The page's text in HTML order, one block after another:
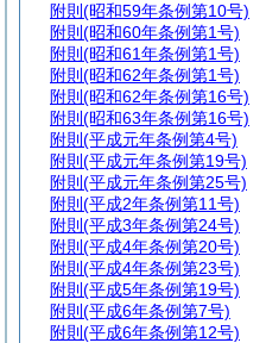
附則 (昭和59年条例第10号)
附則 (昭和60年条例第1号)
附則 (昭和61年条例第1号)
附則 (昭和62年条例第1号)
附則 (昭和62年条例第16号)
附則 (昭和63年条例第16号)
附則 (平成元年条例第4号)
附則 (平成元年条例第19号)
附則 (平成元年条例第25号)
附則 (平成2年条例第11号)
附則 (平成3年条例第24号)
附則 (平成4年条例第20号)
附則 (平成4年条例第23号)
附則 (平成5年条例第19号)
附則 (平成6年条例第7号)
附則 (平成6年条例第12号)